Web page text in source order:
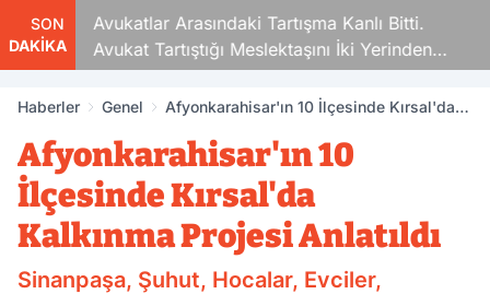
SON
DAKİKA
Avukatlar Arasındaki Tartışma Kanlı Bitti.
Avukat Tartıştığı Meslektaşını İki Yerinden
Vurdu
Haberler Genel
Afyonkarahisar'ın 10 İlçesinde Kırsal'da
Afyonkarahisar'ın 10
İlçesinde Kırsal'da
Kalkınma Projesi Anlatıldı
Sinanpaşa, Şuhut, Hocalar, Evciler,